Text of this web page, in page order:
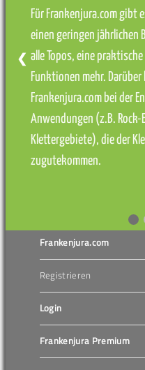
Für Frankenjura.com gibt
einen geringen jährlichen
alle Topos, eine
Funktionen mehr.
Frankenjura.com bei der
Anwendungen (z.B.
Klettergebiete), die der
zugutekommen.
❮
Frankenjura.com
Registrieren
Login
Frankenjura Premium